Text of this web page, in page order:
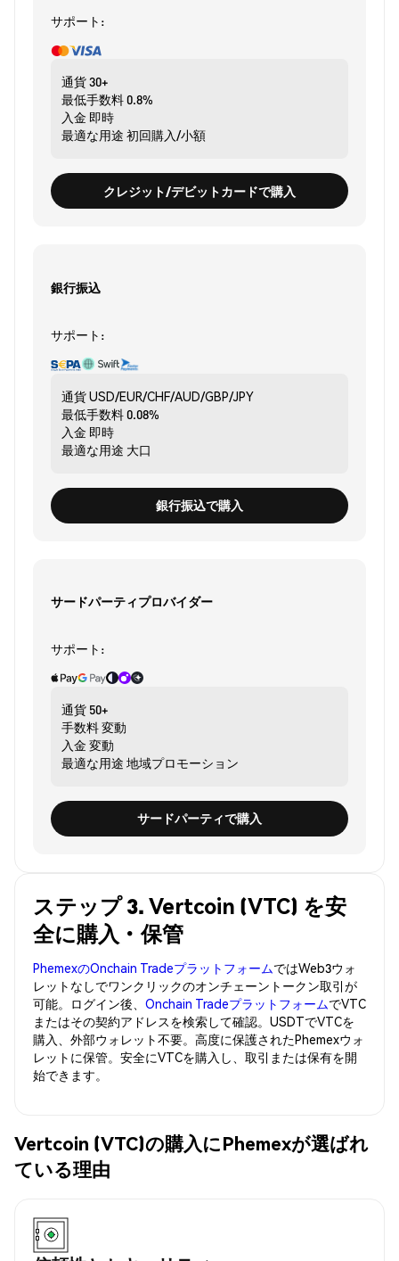
サポート:
通貨30+
最低手数料0.8%
入金 即時
最適な用途 初回購入/小額
クレジット/デビットカードで購入
銀行振込
サポート:
通貨USD/EUR/CHF/AUD/GBP/JPY
最低手数料0.08%
入金 即時
最適な用途 大口
銀行振込で購入
サードパーティプロバイダー
サポート:
通貨 50+
手数料変動
入金 変動
最適な用途 地域プロモーション
サードパーティで購入
ステップ 3. Vertcoin (VTC) を安
全に購入・保管
PhemexのOnchain TradeプラットフォームではWeb3ウォ
レットなしでワンクリックのオンチェーントークン取引が
可能。ログイン後、 Onchain TradeプラットフォームでVTC
またはその契約アドレスを検索して確認。USDTでVTCを
購入、外部ウォレット不要。高度に保護されたPhemexウォ
レットに保管。安全にVTCを購入し、取引または保有を開
始できます。
Vertcoin (VTC)の購入にPhemexが選ばれ
ている理由